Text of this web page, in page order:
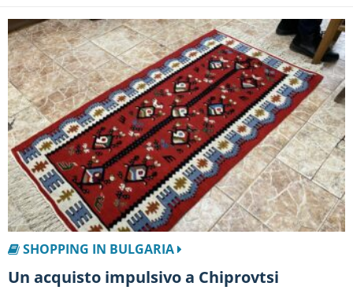
SHOPPING IN BULGARIA
Un acquisto impulsivo a Chiprovtsi